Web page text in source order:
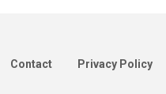
Contact Privacy Policy